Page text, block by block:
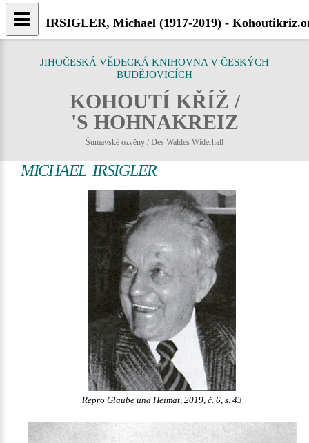
JIHOČESKÁ VĚDECKÁ KNIHOVNA V ČESKÝCH
BUDĚJOVICÍCH
KOHOUTÍ KŘÍŽ /
'S HOHNAKREIZ
Šumavské ozvěny / Des Waldes Widerhall
MICHAEL IRSIGLER
Repro Glaube und Heimat, 2019, č. 6, s. 43
IRSIGLER, Michael (1917-2019) -